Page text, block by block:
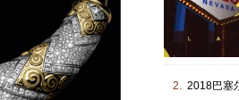
2. 2018巴塞